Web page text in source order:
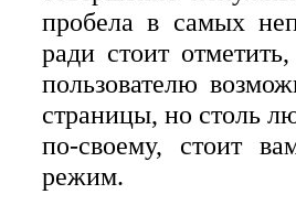
пробела в самых
ради стоит
пользователю
страницы, но столь
по-своему, стоит
режим.